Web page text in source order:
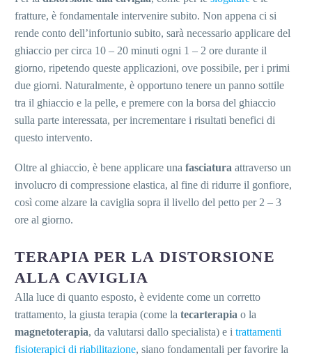
fratture, è fondamentale intervenire subito. Non appena ci si
rende conto dell’infortunio subito, sarà necessario applicare del
ghiaccio per circa 10 – 20 minuti ogni 1 – 2 ore durante il
giorno, ripetendo queste applicazioni, ove possibile, per i primi
due giorni. Naturalmente, è opportuno tenere un panno sottile
tra il ghiaccio e la pelle, e premere con la borsa del ghiaccio
sulla parte interessata, per incrementare i risultati benefici di
questo intervento.
Oltre al ghiaccio, è bene applicare una fasciatura attraverso un
involucro di compressione elastica, al fine di ridurre il gonfiore,
così come alzare la caviglia sopra il livello del petto per 2 – 3
ore al giorno.
TERAPIA PER LA DISTORSIONE
ALLA CAVIGLIA
Alla luce di quanto esposto, è evidente come un corretto
trattamento, la giusta terapia (come la tecarterapia o la
magnetoterapia, da valutarsi dallo specialista) e i trattamenti
fisioterapici di riabilitazione, siano fondamentali per favorire la